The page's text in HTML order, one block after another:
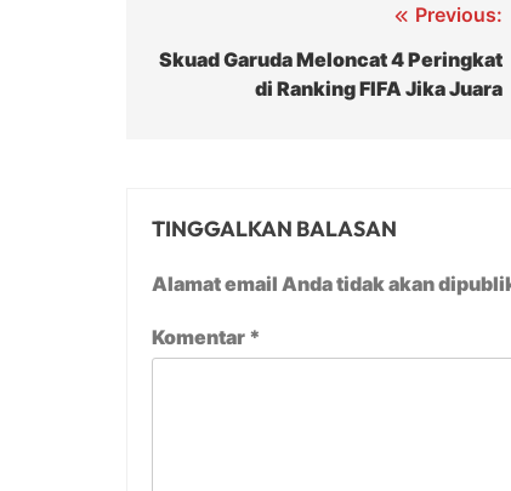
pos
Previous:
Skuad Garuda Meloncat 4 Peringkat
di Ranking FIFA Jika Juara
TINGGALKAN BALASAN
Alamat email Anda tidak akan
Komentar *